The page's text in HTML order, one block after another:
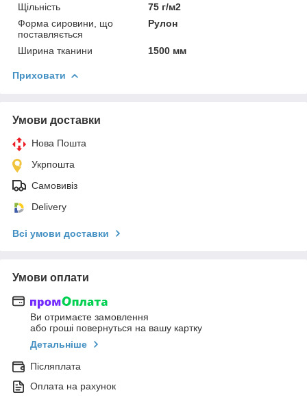
Щільність
75 г/м2
Форма сировини, що
поставляється
Рулон
Ширина тканини 1500 мм
Приховати
Умови доставки
Нова Пошта
Укрпошта
Самовивіз
Delivery
Всі умови доставки
Умови оплати
Ви отримаєте замовлення
або гроші повернуться на вашу картку
Детальніше
Післяплата
Оплата на рахунок